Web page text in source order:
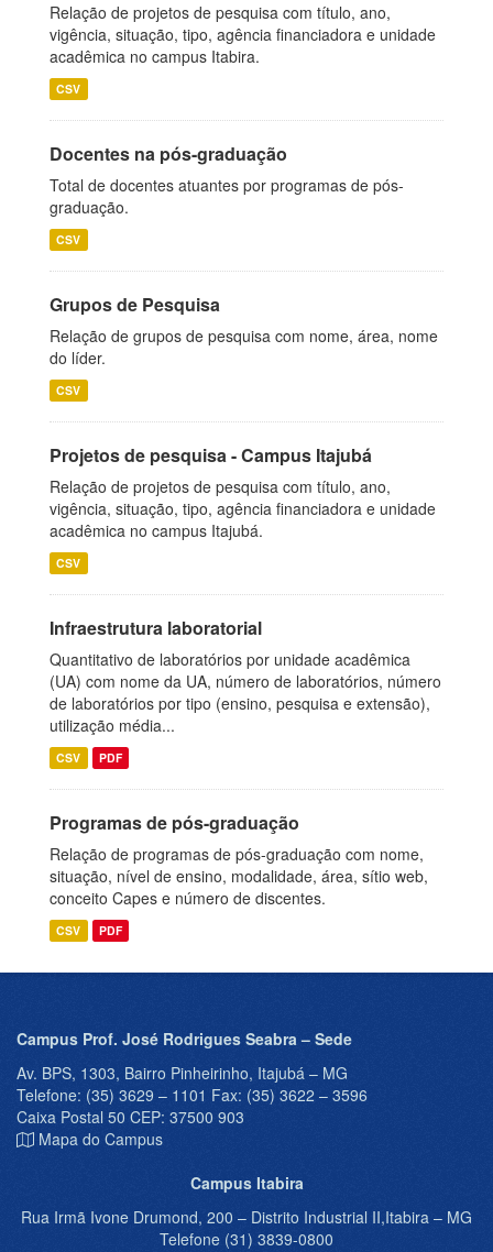
Relação de projetos de pesquisa com título, ano,
vigência, situação, tipo, agência financiadora e unidade
acadêmica no campus Itabira.
CSV
Docentes na pós-graduação
Total de docentes atuantes por programas de pós-
graduação.
CSV
Grupos de Pesquisa
Relação de grupos de pesquisa com nome, área, nome
do líder.
CSV
Projetos de pesquisa - Campus Itajubá
Relação de projetos de pesquisa com título, ano,
vigência, situação, tipo, agência financiadora e unidade
acadêmica no campus Itajubá.
CSV
Infraestrutura laboratorial
Quantitativo de laboratórios por unidade acadêmica
(UA) com nome da UA, número de laboratórios, número
de laboratórios por tipo (ensino, pesquisa e extensão),
utilização média...
CSV PDF
Programas de pós-graduação
Relação de programas de pós-graduação com nome,
situação, nível de ensino, modalidade, área, sítio web,
conceito Capes e número de discentes.
CSV PDF
Campus Prof. José Rodrigues Seabra – Sede
Av. BPS, 1303, Bairro Pinheirinho, Itajubá – MG
Telefone: (35) 3629 – 1101 Fax: (35) 3622 – 3596
Caixa Postal 50 CEP: 37500 903
Mapa do Campus
Campus Itabira
Rua Irmã Ivone Drumond, 200 – Distrito Industrial II,Itabira – MG
Telefone (31) 3839-0800